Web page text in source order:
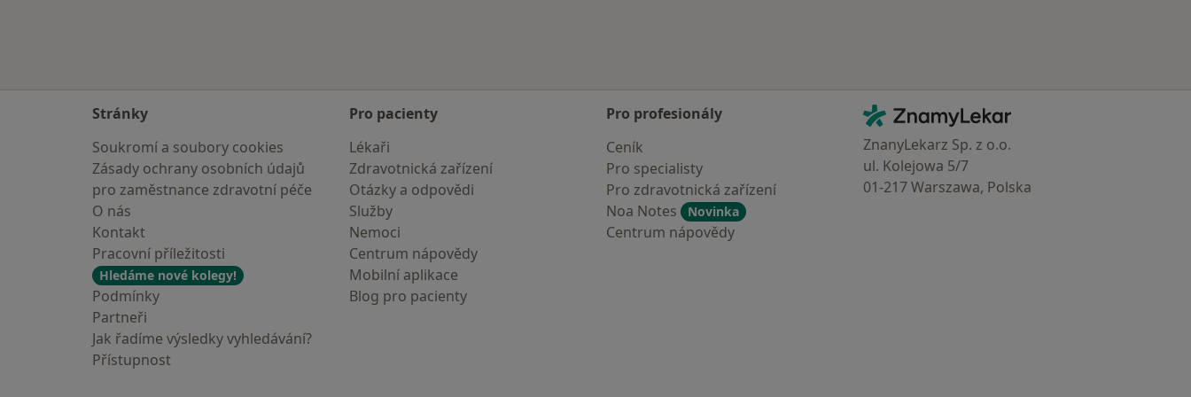
Stránky
Soukromí a soubory cookies
Zásady ochrany osobních údajů
pro zaměstnance zdravotní péče
O nás
Kontakt
Pracovní příležitosti
Hledáme nové kolegy!
Podmínky
Partneři
Jak řadíme výsledky vyhledávání?
Přístupnost
Pro pacienty
Lékaři
Zdravotnická zařízení
Otázky a odpovědi
Služby
Nemoci
Centrum nápovědy
Mobilní aplikace
Blog pro pacienty
Pro profesionály
Ceník
Pro specialisty
Pro zdravotnická zařízení
Noa Notes
Novinka
Centrum nápovědy
Kontakt
ZnamyLekar - Hlavní stránka
ZnanyLekarz Sp. z o.o.
ul. Kolejowa 5/7
01-217 Warszawa, Polska